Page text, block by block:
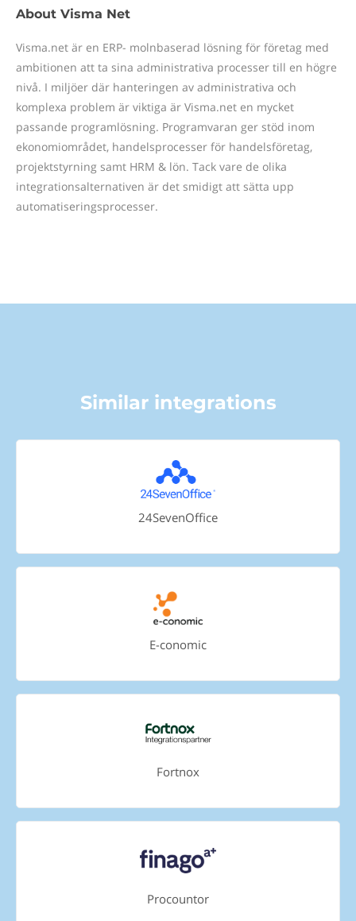
About Visma Net
Visma.net är en ERP- molnbaserad lösning för företag med
ambitionen att ta sina administrativa processer till en högre
nivå. I miljöer där hanteringen av administrativa och
komplexa problem är viktiga är Visma.net en mycket
passande programlösning. Programvaran ger stöd inom
ekonomiområdet, handelsprocesser för handelsföretag,
projektstyrning samt HRM & lön. Tack vare de olika
integrationsalternativen är det smidigt att sätta upp
automatiseringsprocesser.
Similar integrations
24SevenOffice
E-conomic
Fortnox
Procountor